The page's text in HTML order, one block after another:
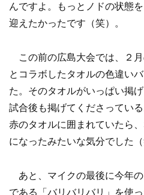
んですよ。もっとノドの状態
迎えたかったです（笑）。
この前の広島大会では、２
とコラボしたタオルの色違い
た。そのタオルがいっぱい掲
試合後も掲げてくださってい
赤のタオルに囲まれていたら
になったみたいな気分でした（
あと、マイクの最後に今年
である「バリバリバリ」を使